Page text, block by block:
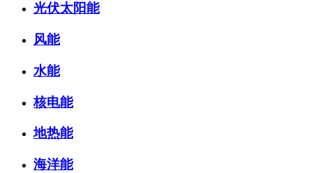
光伏太阳能
风能
水能
核电能
地热能
海洋能